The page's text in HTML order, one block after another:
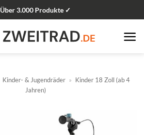
Über 3.000 Produkte ✓
Kinder- & Jugendräder » Kinder 18 Zoll (ab 4
Jahren)